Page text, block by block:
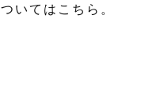
ついてはこちら。